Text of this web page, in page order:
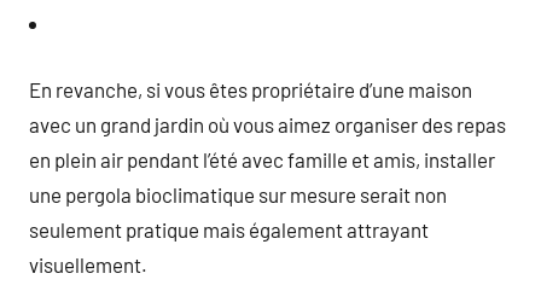
En revanche, si vous êtes propriétaire d’une maison
avec un grand jardin où vous aimez organiser des repas
en plein air pendant l’été avec famille et amis, installer
une pergola bioclimatique sur mesure serait non
seulement pratique mais également attrayant
visuellement.